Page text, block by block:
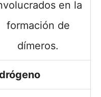
en la
formación de
dímeros.